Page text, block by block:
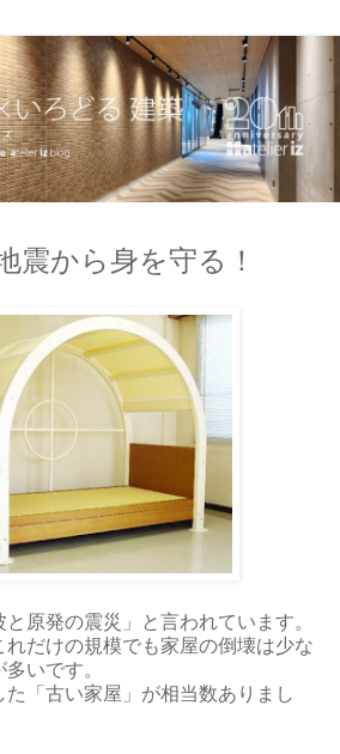
震から身を守る！
原発の震災」と言われています。
だけの規模でも家屋の倒壊は少な
いです。
た「古い家屋」が相当数ありまし